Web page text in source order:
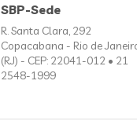
SBP-Sede
R. Santa Clara, 292
Copacabana - Rio de
(RJ) - CEP: 22041-012 • 21
2548-1999